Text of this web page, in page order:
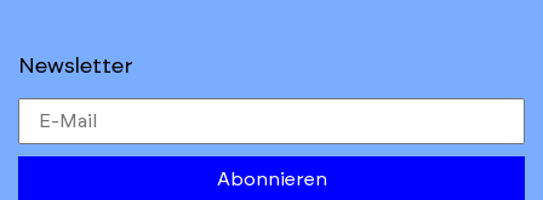
Newsletter
Abonnieren